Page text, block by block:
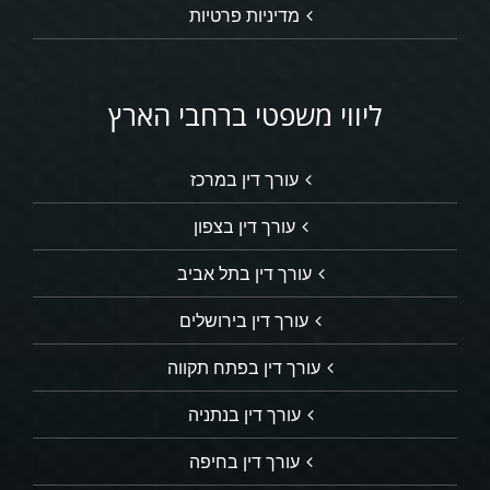
מדיניות פרטיות
ליווי משפטי ברחבי הארץ
עורך דין במרכז
עורך דין בצפון
עורך דין בתל אביב
עורך דין בירושלים
עורך דין בפתח תקווה
עורך דין בנתניה
עורך דין בחיפה